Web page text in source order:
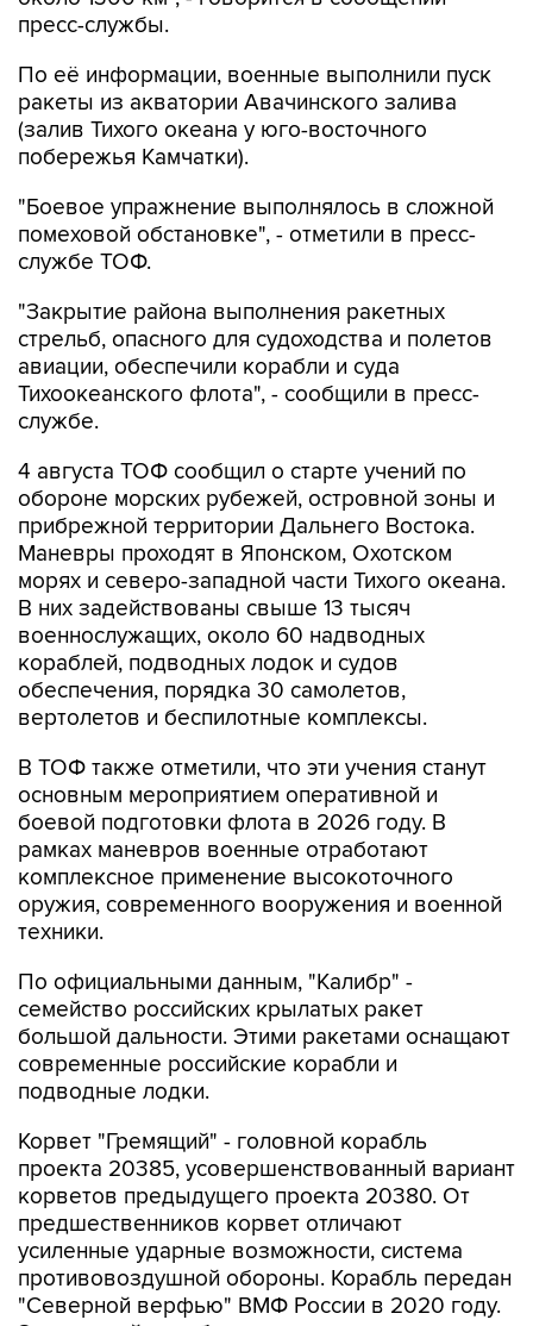
По её информации, военные выполнили пуск
(залив Тихого океана у юго-восточного
побережья Камчатки).
"Боевое упражнение выполнялось в сложной
службе ТОФ.
"Закрытие района выполнения ракетных
авиации, обеспечили корабли и суда
Тихоокеанского флота", - сообщили в пресс-
службе.
4 августа ТОФ сообщил о старте учений по
прибрежной территории Дальнего Востока.
Маневры проходят в Японском, Охотском
морях и северо-западной части Тихого океана.
В них задействованы свыше 13 тысяч
военнослужащих, около 60 надводных
кораблей, подводных лодок и судов
обеспечения, порядка 30 самолетов,
вертолетов и беспилотные комплексы.
В ТОФ также отметили, что эти учения станут
боевой подготовки флота в 2026 году. В
рамках маневров военные отработают
комплексное применение высокоточного
оружия, современного вооружения и военной
техники.
По официальными данным, "Калибр" -
большой дальности. Этими ракетами оснащают
современные российские корабли и
подводные лодки.
Корвет "Гремящий" - головной корабль
корветов предыдущего проекта 20380. От
предшественников корвет отличают
усиленные ударные возможности, система
противовоздушной обороны. Корабль передан
"Северной верфью" ВМФ России в 2020 году.
Это первый корабль-носитель крылатых ракет
"Калибр" на Тихоокеанском флоте.